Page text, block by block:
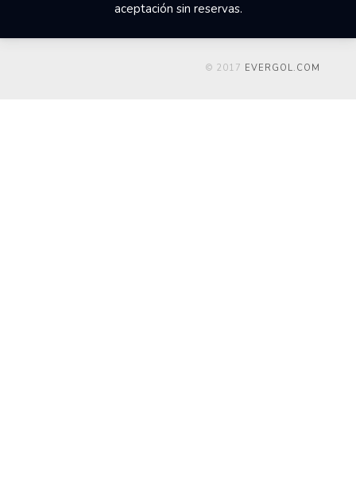
aceptación sin reservas.
© 2017 EVERGOL.COM